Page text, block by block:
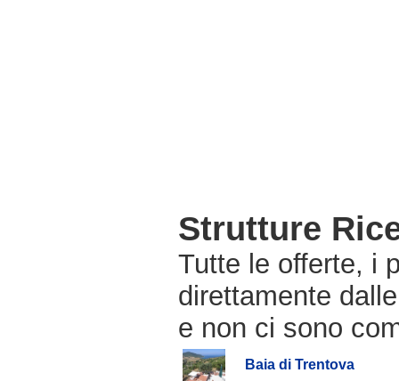
Strutture
Tutte le offerte, i
direttamente
e non ci sono
Baia di Trentova